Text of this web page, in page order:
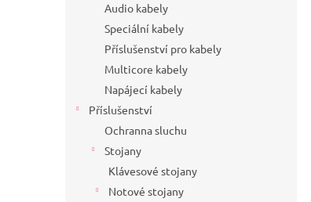
Audio kabely
Speciální kabely
Příslušenství pro kabely
Multicore kabely
Napájecí kabely
Příslušenství
Ochranna sluchu
Stojany
Klávesové stojany
Notové stojany